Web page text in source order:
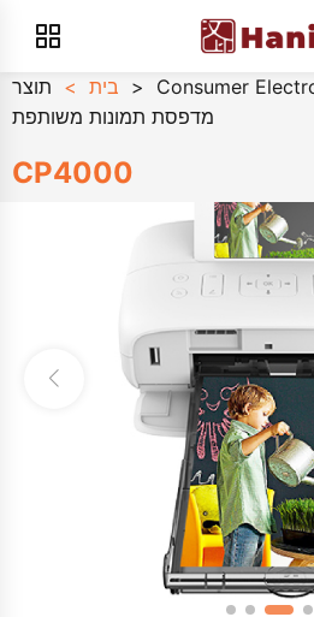
בית > תוצר > Consumer
מדפסת תמונות משותפת
CP4000